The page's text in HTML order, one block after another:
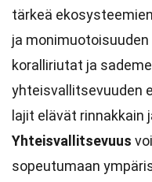
tärkeä
ja
koralliriutat ja
yhteisvallitsevuuden
lajit elävät rinnakkain
Yhteisvallitsevuus
sopeutumaan